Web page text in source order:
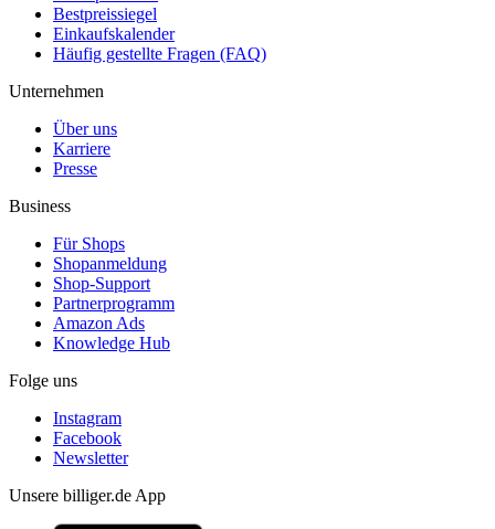
Bestpreissiegel
Einkaufskalender
Häufig gestellte Fragen (FAQ)
Unternehmen
Über uns
Karriere
Presse
Business
Für Shops
Shopanmeldung
Shop-Support
Partnerprogramm
Amazon Ads
Knowledge Hub
Folge uns
Instagram
Facebook
Newsletter
Unsere billiger.de App